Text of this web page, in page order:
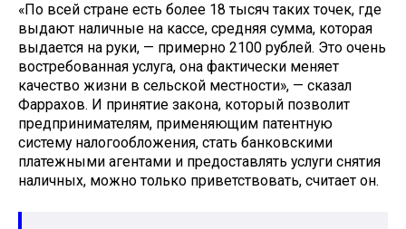
«По всей стране есть более 18 тысяч таких точек, где
выдают наличные на кассе, средняя сумма, которая
выдается на руки, — примерно 2100 рублей. Это очень
востребованная услуга, она фактически меняет
качество жизни в сельской местности», — сказал
Фаррахов. И принятие закона, который позволит
предпринимателям, применяющим патентную
систему налогообложения, стать банковскими
платежными агентами и предоставлять услуги снятия
наличных, можно только приветствовать, считает он.